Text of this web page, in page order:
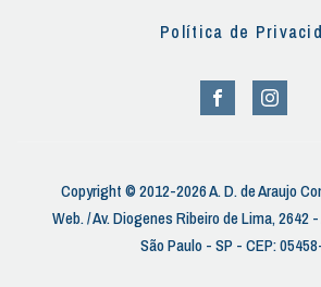
Política de
Copyright © 2012-2026 A. D. de Araujo
Web. / Av. Diogenes Ribeiro de Lima, 2642
São Paulo - SP - CEP: